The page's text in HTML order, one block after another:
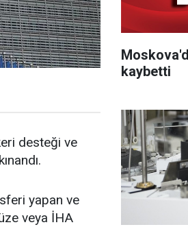
desteği ve
yapan ve
veya İHA
kaybetti